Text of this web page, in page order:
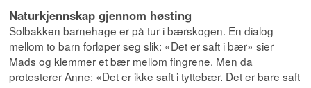
Naturkjennskap gjennom høsting
Solbakken barnehage er på tur i bærskogen. En dialog
mellom to barn forløper seg slik: «Det er saft i bær» sier
Mads og klemmer et bær mellom fingrene. Men da
protesterer Anne: «Det er ikke saft i tyttebær. Det er bare saft